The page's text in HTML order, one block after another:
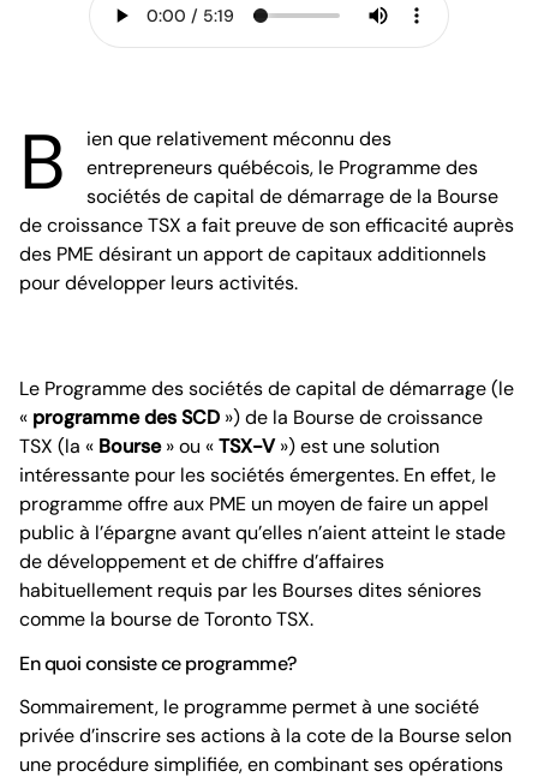
B
ien que relativement méconnu des
entrepreneurs québécois, le Programme des
sociétés de capital de démarrage de la Bourse
de croissance TSX a fait preuve de son efficacité auprès
des PME désirant un apport de capitaux additionnels
pour développer leurs activités.
Le Programme des sociétés de capital de démarrage (le
« programme des SCD ») de la Bourse de croissance
TSX (la « Bourse» ou «TSX-V») est une solution
intéressante pour les sociétés émergentes. En effet, le
programme offre aux PME un moyen de faire un appel
public à l’épargne avant qu’elles n’aient atteint le stade
de développement et de chiffre d’affaires
habituellement requis par les Bourses dites séniores
comme la bourse de Toronto TSX.
En quoi consiste ce programme?
Sommairement, le programme permet à une société
privée d’inscrire ses actions à la cote de la Bourse selon
une procédure simplifiée, en combinant ses opérations